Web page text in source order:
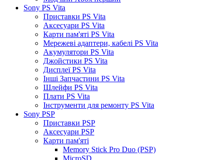
Sony PS Vita
Приставки PS Vita
Аксесуари PS Vita
Карти пам'яті PS Vita
Мережеві адаптери, кабелі PS Vita
Акумулятори PS Vita
Джойстики PS Vita
Дисплеї PS Vita
Інші Запчастини PS Vita
Шлейфи PS Vita
Плати PS Vita
Інструменти для ремонту PS Vita
Sony PSP
Приставки PSP
Аксесуари PSP
Карти пам'яті
Memory Stick Pro Duo (PSP)
MicroSD